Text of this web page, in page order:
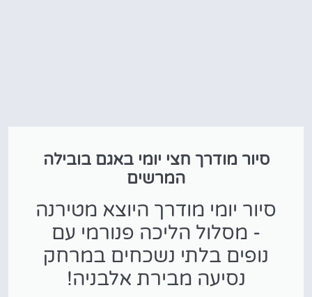
סיור מודרך חצי יומי באגם בובילה
המרשים
סיור יומי מודרך היוצא מטירנה
- מסלול הליכה פנורמי עם
נופים בלתי נשכחים במרחק
נסיעה מבירת אלבניה!